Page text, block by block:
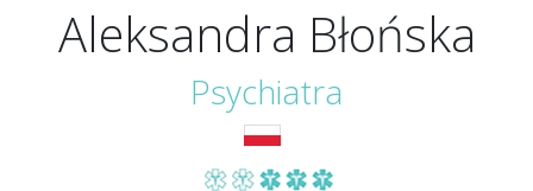
Aleksandra Błońska
Psychiatra